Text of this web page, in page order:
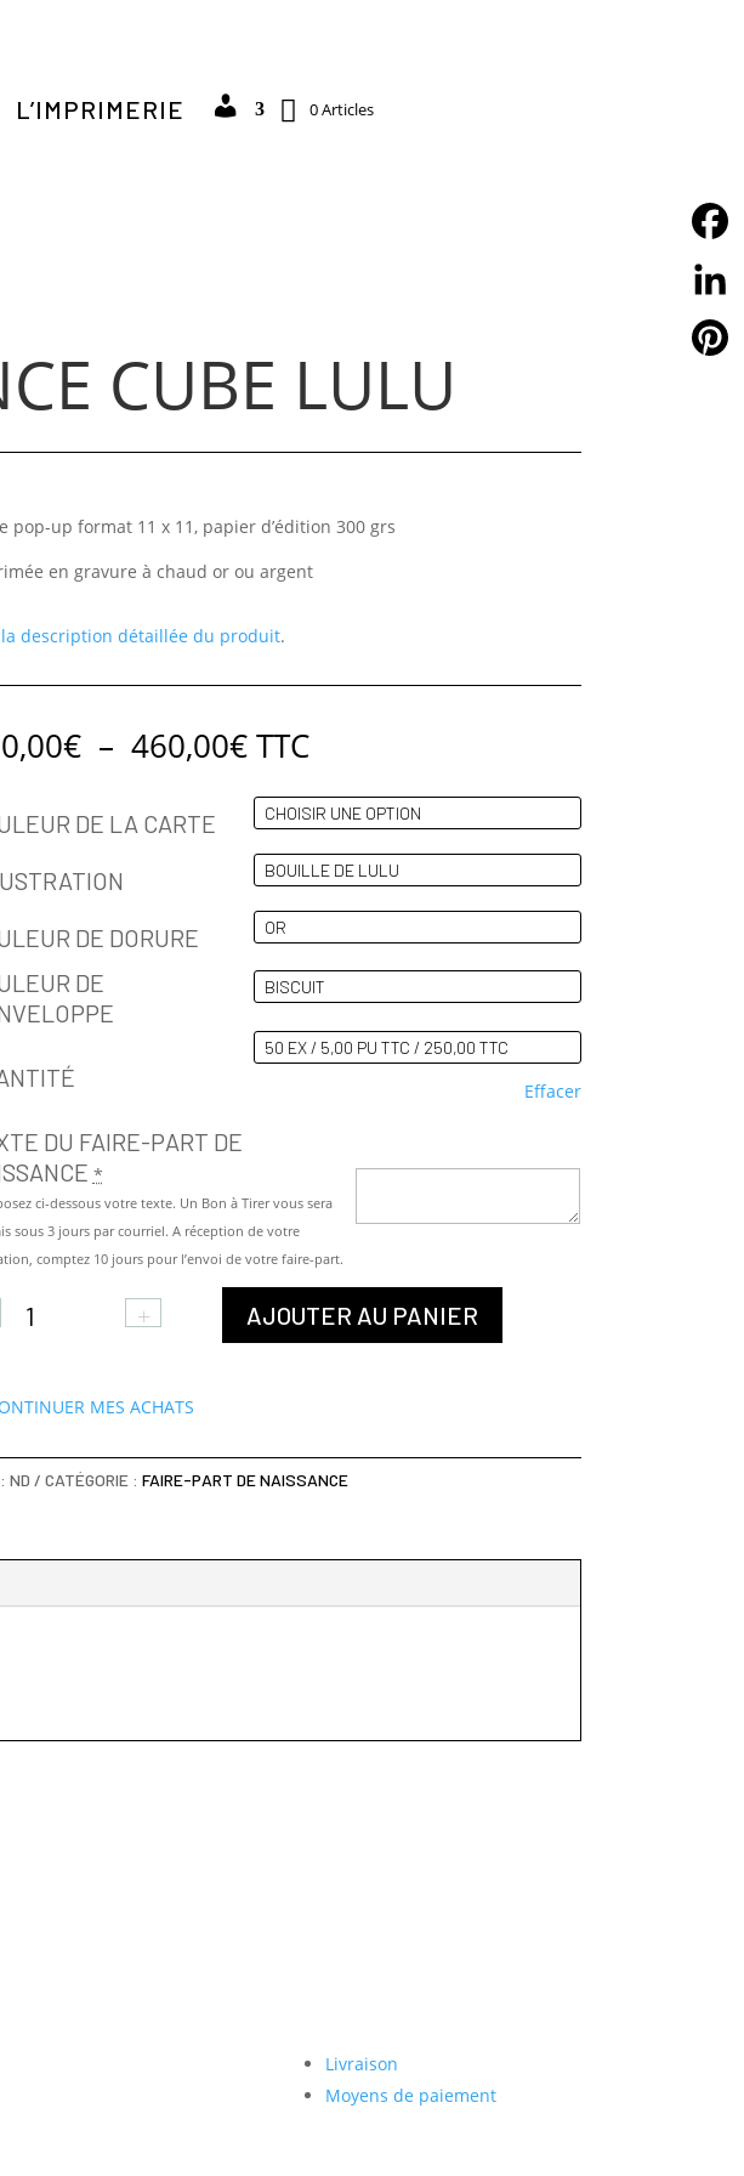
L’IMPRIMERIE DÉTAILS DU COMPTE
0 Articles
CUBE LULU
pop-up format 11 x 11, papier d’édition 300 grs
en gravure à chaud or ou argent
description détaillée du produit.
€ – 460,00€Plage
de
prix :
250,00€
à
460,00€
TTC
DE LA CARTE
DE DORURE
DE
Effacer
DU FAIRE-PART DE
*
ci-dessous votre texte. Un Bon à Tirer vous sera
sous 3 jours par courriel. A réception de votre
comptez 10 jours pour l’envoi de votre faire-part.
DE
DE
CUBE
LULU
+ AJOUTER AU PANIER
MES ACHATS
ND CATÉGORIE : FAIRE-PART DE NAISSANCE
Livraison
Moyens de paiement